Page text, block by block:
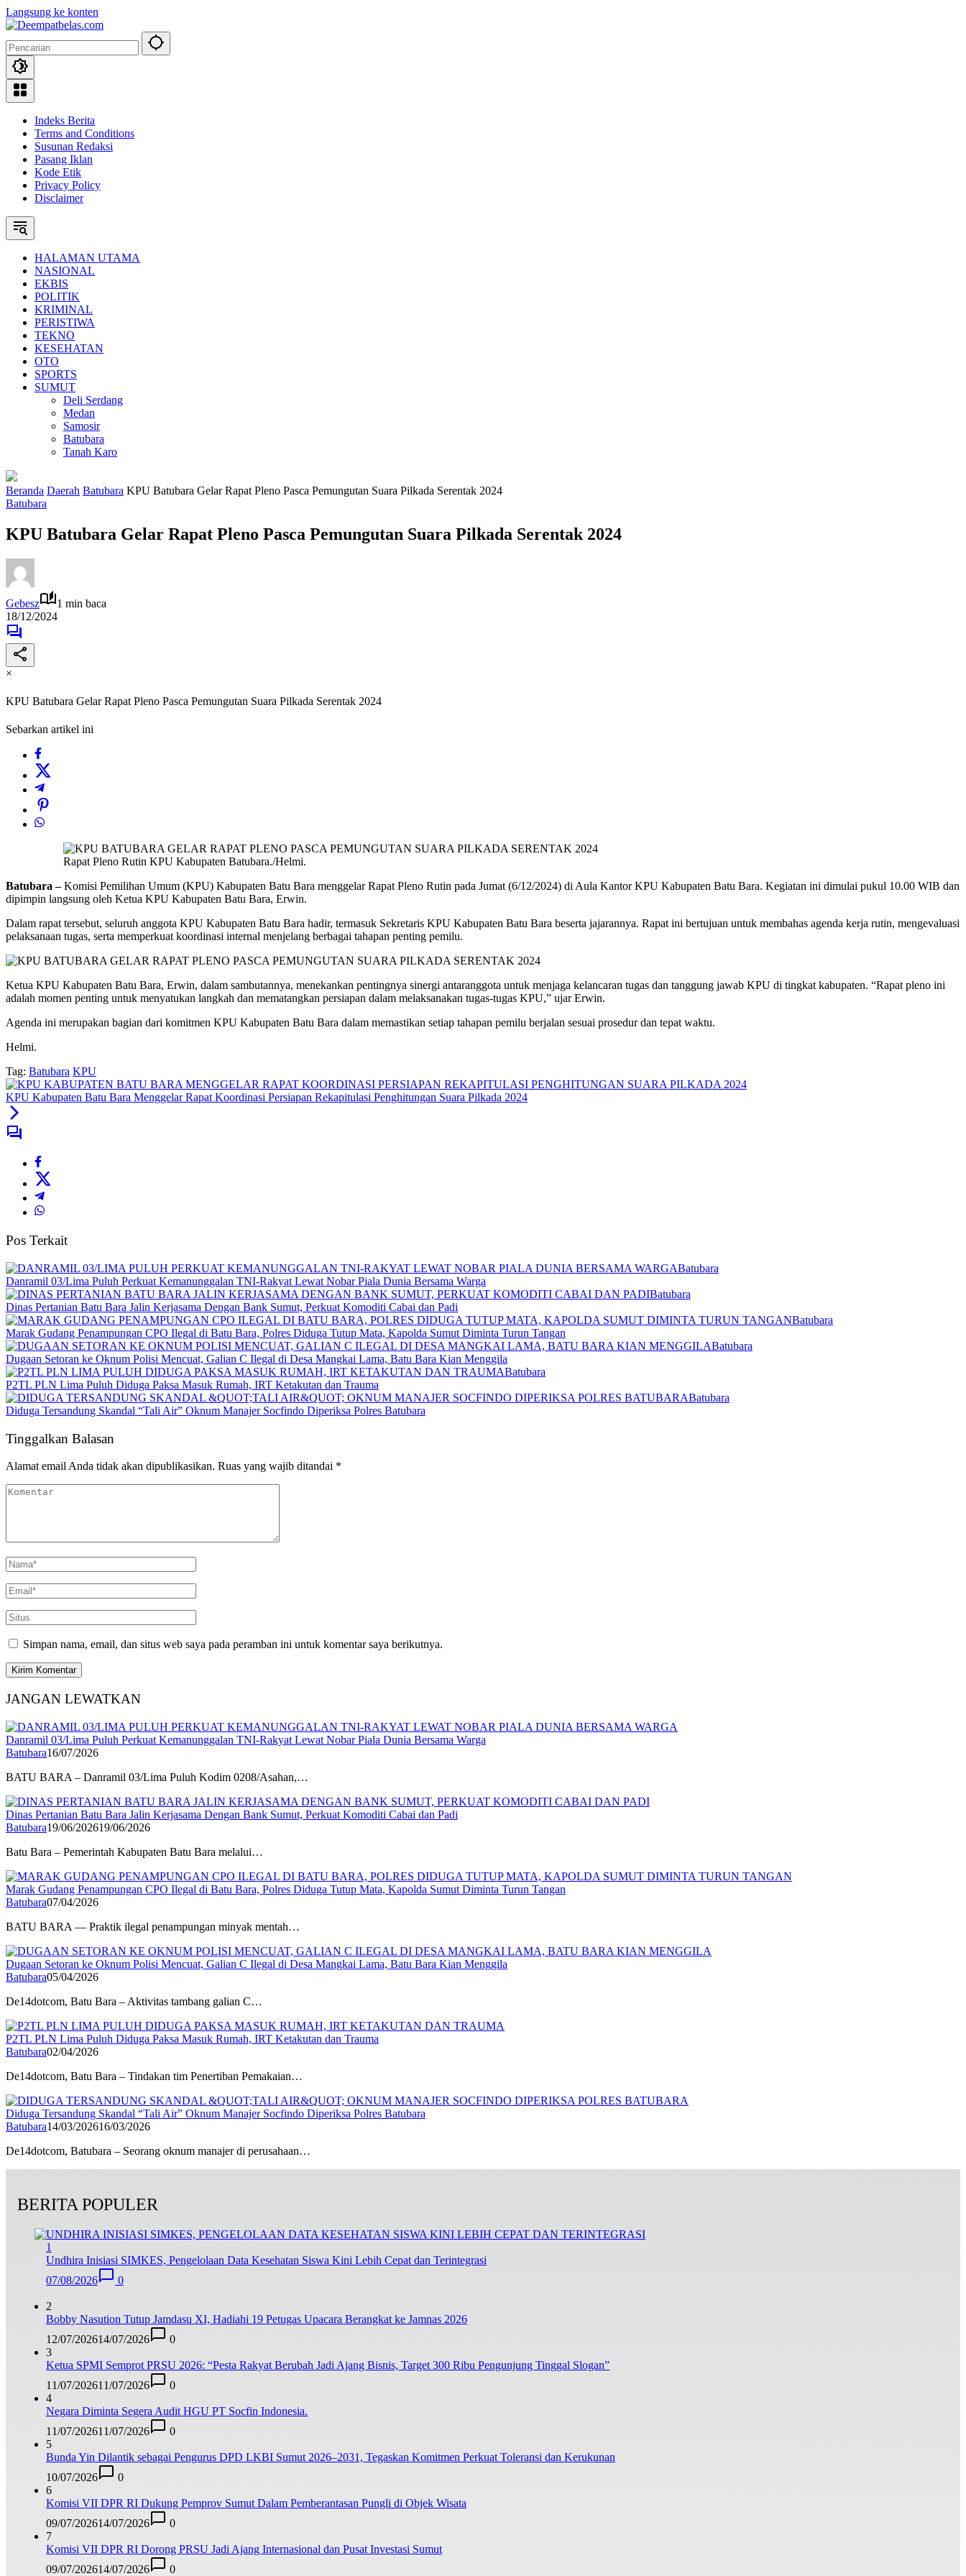
Langsung ke konten
Indeks Berita
Terms and Conditions
Susunan Redaksi
Pasang Iklan
Kode Etik
Privacy Policy
Disclaimer
HALAMAN UTAMA
NASIONAL
EKBIS
POLITIK
KRIMINAL
PERISTIWA
TEKNO
KESEHATAN
OTO
SPORTS
SUMUT
Deli Serdang
Medan
Samosir
Batubara
Tanah Karo
Beranda Daerah Batubara KPU Batubara Gelar Rapat Pleno Pasca Pemungutan Suara Pilkada Serentak 2024
Batubara
KPU Batubara Gelar Rapat Pleno Pasca Pemungutan Suara Pilkada Serentak 2024
Gebesz
1 min baca
18/12/2024
×
KPU Batubara Gelar Rapat Pleno Pasca Pemungutan Suara Pilkada Serentak 2024
Sebarkan artikel ini
Rapat Pleno Rutin KPU Kabupaten Batubara./Helmi.
Batubara –Komisi Pemilihan Umum (KPU) Kabupaten Batu Bara menggelar Rapat Pleno Rutin pada Jumat (6/12/2024) di Aula Kantor KPU Kabupaten Batu Bara. Kegiatan ini dimulai pukul 10.00 WIB dan
dipimpin langsung oleh Ketua KPU Kabupaten Batu Bara, Erwin.
Dalam rapat tersebut, seluruh anggota KPU Kabupaten Batu Bara hadir, termasuk Sekretaris KPU Kabupaten Batu Bara beserta jajarannya. Rapat ini bertujuan untuk membahas agenda kerja rutin, mengevaluasi
pelaksanaan tugas, serta memperkuat koordinasi internal menjelang berbagai tahapan penting pemilu.
Ketua KPU Kabupaten Batu Bara, Erwin, dalam sambutannya, menekankan pentingnya sinergi antaranggota untuk menjaga kelancaran tugas dan tanggung jawab KPU di tingkat kabupaten. “Rapat pleno ini
adalah momen penting untuk menyatukan langkah dan mematangkan persiapan dalam melaksanakan tugas-tugas KPU,” ujar Erwin.
Agenda ini merupakan bagian dari komitmen KPU Kabupaten Batu Bara dalam memastikan setiap tahapan pemilu berjalan sesuai prosedur dan tepat waktu.
Helmi.
Tag: Batubara KPU
KPU Kabupaten Batu Bara Menggelar Rapat Koordinasi Persiapan Rekapitulasi Penghitungan Suara Pilkada 2024
Pos Terkait
Batubara
Danramil 03/Lima Puluh Perkuat Kemanunggalan TNI-Rakyat Lewat Nobar Piala Dunia Bersama Warga
Batubara
Dinas Pertanian Batu Bara Jalin Kerjasama Dengan Bank Sumut, Perkuat Komoditi Cabai dan Padi
Batubara
Marak Gudang Penampungan CPO Ilegal di Batu Bara, Polres Diduga Tutup Mata, Kapolda Sumut Diminta Turun Tangan
Batubara
Dugaan Setoran ke Oknum Polisi Mencuat, Galian C Ilegal di Desa Mangkai Lama, Batu Bara Kian Menggila
Batubara
P2TL PLN Lima Puluh Diduga Paksa Masuk Rumah, IRT Ketakutan dan Trauma
Batubara
Diduga Tersandung Skandal “Tali Air” Oknum Manajer Socfindo Diperiksa Polres Batubara
Tinggalkan Balasan
Alamat email Anda tidak akan dipublikasikan. Ruas yang wajib ditandai *
Simpan nama, email, dan situs web saya pada peramban ini untuk komentar saya berikutnya.
JANGAN LEWATKAN
Danramil 03/Lima Puluh Perkuat Kemanunggalan TNI-Rakyat Lewat Nobar Piala Dunia Bersama Warga
Batubara16/07/2026
BATU BARA – Danramil 03/Lima Puluh Kodim 0208/Asahan,…
Dinas Pertanian Batu Bara Jalin Kerjasama Dengan Bank Sumut, Perkuat Komoditi Cabai dan Padi
Batubara19/06/202619/06/2026
Batu Bara – Pemerintah Kabupaten Batu Bara melalui…
Marak Gudang Penampungan CPO Ilegal di Batu Bara, Polres Diduga Tutup Mata, Kapolda Sumut Diminta Turun Tangan
Batubara07/04/2026
BATU BARA — Praktik ilegal penampungan minyak mentah…
Dugaan Setoran ke Oknum Polisi Mencuat, Galian C Ilegal di Desa Mangkai Lama, Batu Bara Kian Menggila
Batubara05/04/2026
De14dotcom, Batu Bara – Aktivitas tambang galian C…
P2TL PLN Lima Puluh Diduga Paksa Masuk Rumah, IRT Ketakutan dan Trauma
Batubara02/04/2026
De14dotcom, Batu Bara – Tindakan tim Penertiban Pemakaian…
Diduga Tersandung Skandal “Tali Air” Oknum Manajer Socfindo Diperiksa Polres Batubara
Batubara14/03/202616/03/2026
De14dotcom, Batubara – Seorang oknum manajer di perusahaan…
BERITA POPULER
1
Undhira Inisiasi SIMKES, Pengelolaan Data Kesehatan Siswa Kini Lebih Cepat dan Terintegrasi
07/08/2026
0
2
Bobby Nasution Tutup Jamdasu XI, Hadiahi 19 Petugas Upacara Berangkat ke Jamnas 2026
12/07/202614/07/2026
0
3
Ketua SPMI Semprot PRSU 2026: “Pesta Rakyat Berubah Jadi Ajang Bisnis, Target 300 Ribu Pengunjung Tinggal Slogan”
11/07/202611/07/2026
0
4
Negara Diminta Segera Audit HGU PT Socfin Indonesia.
11/07/202611/07/2026
0
5
Bunda Yin Dilantik sebagai Pengurus DPD LKBI Sumut 2026–2031, Tegaskan Komitmen Perkuat Toleransi dan Kerukunan
10/07/2026
0
6
Komisi VII DPR RI Dukung Pemprov Sumut Dalam Pemberantasan Pungli di Objek Wisata
09/07/202614/07/2026
0
7
Komisi VII DPR RI Dorong PRSU Jadi Ajang Internasional dan Pusat Investasi Sumut
09/07/202614/07/2026 0